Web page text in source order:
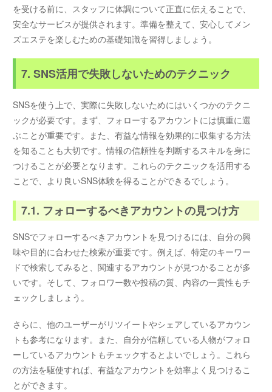
を受ける前に、スタッフに体調について正直に伝えることで、
安全なサービスが提供されます。準備を整えて、安心してメン
ズエステを楽しむための基礎知識を習得しましょう。
7. SNS活用で失敗しないためのテクニック
SNSを使う上で、実際に失敗しないためにはいくつかのテクニ
ックが必要です。まず、フォローするアカウントには慎重に選
ぶことが重要です。また、有益な情報を効果的に収集する方法
を知ることも大切です。情報の信頼性を判断するスキルを身に
つけることが必要となります。これらのテクニックを活用する
ことで、より良いSNS体験を得ることができるでしょう。
7.1. フォローするべきアカウントの見つけ方
SNSでフォローするべきアカウントを見つけるには、自分の興
味や目的に合わせた検索が重要です。例えば、特定のキーワー
ドで検索してみると、関連するアカウントが見つかることが多
いです。そして、フォロワー数や投稿の質、内容の一貫性もチ
ェックしましょう。
さらに、他のユーザーがリツイートやシェアしているアカウン
トも参考になります。また、自分が信頼している人物がフォロ
ーしているアカウントもチェックするとよいでしょう。これら
の方法を駆使すれば、有益なアカウントを効率よく見つけるこ
とができます。